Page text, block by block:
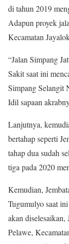
di tahun 2019
Adapun proyek
Kecamatan
“Jalan Simpang
Sakit saat ini
Simpang Selangit
Idil sapaan
Lanjutnya,
bertahap seperti
tahap dua sudah
tiga pada 2020
Kemudian,
Tugumulyo saat
akan
Pelawe,